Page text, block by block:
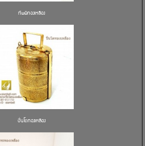
ทัพพีทองเหลือง
ปิ่นโตทองเหลือง